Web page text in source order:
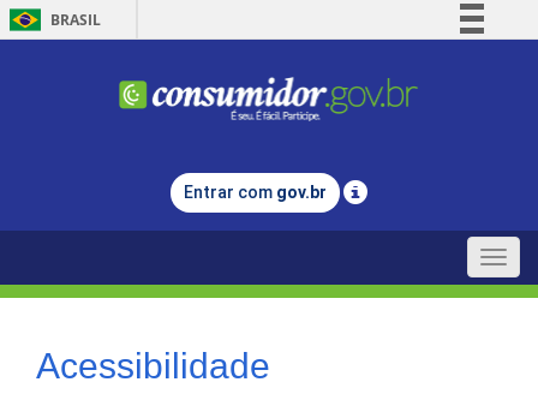
BRASIL
Comunica BR
Legislação
Entrar com gov.br
Toggle
Acessibilidade